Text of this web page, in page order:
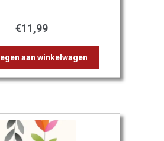
€11,99
aan winkelwagen